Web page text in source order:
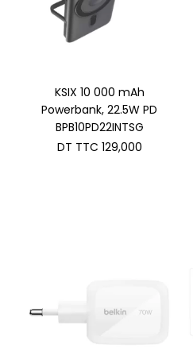
KSIX 10 000 mAh
Powerbank, 22.5W PD
BPB10PD22INTSG
DT TTC 129,000